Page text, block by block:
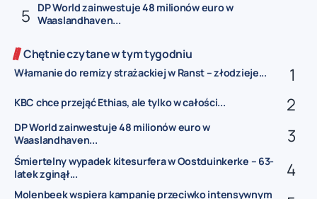
DP World zainwestuje 48 milionów euro w
Waaslandhaven...
Chętnie czytane w tym tygodniu
Włamanie do remizy strażackiej w Ranst – złodzieje...
KBC chce przejąć Ethias, ale tylko w całości...
DP World zainwestuje 48 milionów euro w
Waaslandhaven...
Śmiertelny wypadek kitesurfera w Oostduinkerke – 63-
latek zginął...
Molenbeek wspiera kampanię przeciwko intensywnym